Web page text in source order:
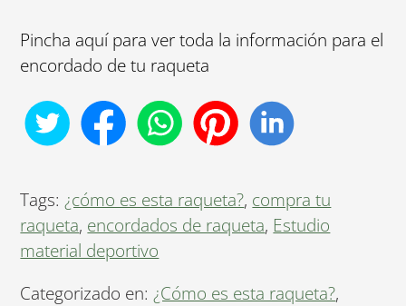
Pincha aquí para ver toda la información para el
encordado de tu raqueta
Tags: ¿cómo es esta raqueta?, compra tu
raqueta, encordados de raqueta, Estudio
material deportivo
Categorizado en: ¿Cómo es esta raqueta?,